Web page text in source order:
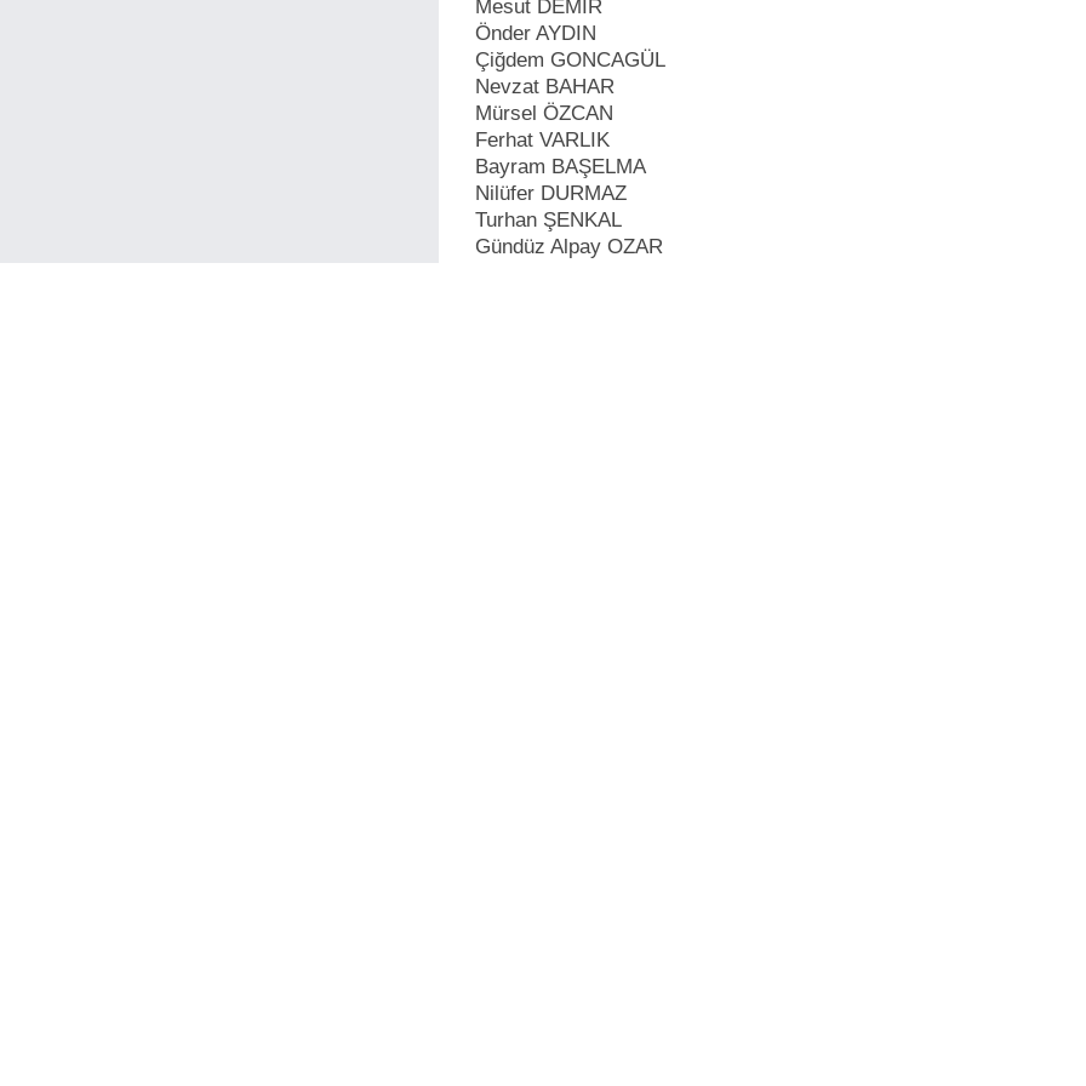
Mesut DEMİR
Önder AYDIN
Çiğdem GONCAGÜL
Nevzat BAHAR
Mürsel ÖZCAN
Ferhat VARLIK
Bayram BAŞELMA
Nilüfer DURMAZ
Turhan ŞENKAL
Gündüz Alpay OZAR